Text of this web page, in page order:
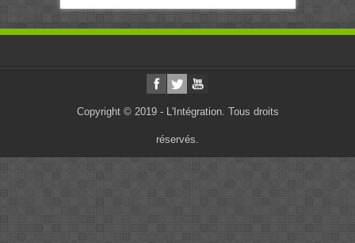
Copyright © 2019 - L'Intégration. Tous droits
réservés.